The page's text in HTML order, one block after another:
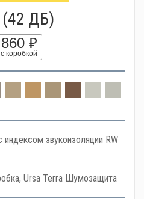
ДБ)
₽
коробкой
звукоизоляции RW
Ursa Terra Шумозащита